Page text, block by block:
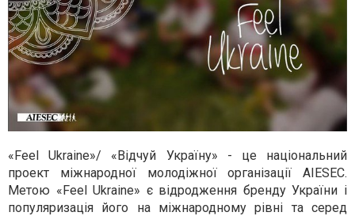
«Feel Ukraine»/ «Відчуй Україну» - це національний
проект міжнародної молодіжної організації AIESEC.
Метою «Feel Ukraine» є відродження бренду України і
популяризація його на міжнародному рівні та серед